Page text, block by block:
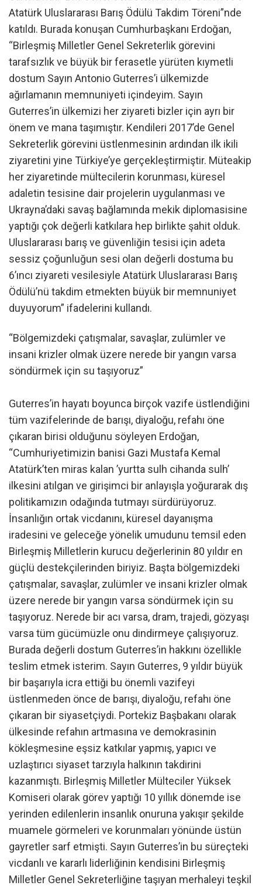
Atatürk Uluslararası Barış Ödülü Takdim Töreni”nde
katıldı. Burada konuşan Cumhurbaşkanı Erdoğan,
“Birleşmiş Milletler Genel Sekreterlik görevini
tarafsızlık ve büyük bir ferasetle yürüten kıymetli
dostum Sayın Antonio Guterres’i ülkemizde
ağırlamanın memnuniyeti içindeyim. Sayın
Guterres’in ülkemizi her ziyareti bizler için ayrı bir
önem ve mana taşımıştır. Kendileri 2017’de Genel
Sekreterlik görevini üstlenmesinin ardından ilk ikili
ziyaretini yine Türkiye’ye gerçekleştirmiştir. Müteakip
her ziyaretinde mültecilerin korunması, küresel
adaletin tesisine dair projelerin uygulanması ve
Ukrayna’daki savaş bağlamında mekik diplomasisine
yaptığı çok değerli katkılara hep birlikte şahit olduk.
Uluslararası barış ve güvenliğin tesisi için adeta
sessiz çoğunluğun sesi olan değerli dostuma bu
6’ıncı ziyareti vesilesiyle Atatürk Uluslararası Barış
Ödülü’nü takdim etmekten büyük bir memnuniyet
duyuyorum” ifadelerini kullandı.
“Bölgemizdeki çatışmalar, savaşlar, zulümler ve
insani krizler olmak üzere nerede bir yangın varsa
söndürmek için su taşıyoruz”
Guterres’in hayatı boyunca birçok vazife üstlendiğini
tüm vazifelerinde de barışı, diyaloğu, refahı öne
çıkaran birisi olduğunu söyleyen Erdoğan,
“Cumhuriyetimizin banisi Gazi Mustafa Kemal
Atatürk’ten miras kalan ’yurtta sulh cihanda sulh’
ilkesini atılgan ve girişimci bir anlayışla yoğurarak dış
politikamızın odağında tutmayı sürdürüyoruz.
İnsanlığın ortak vicdanını, küresel dayanışma
iradesini ve geleceğe yönelik umudunu temsil eden
Birleşmiş Milletlerin kurucu değerlerinin 80 yıldır en
güçlü destekçilerinden biriyiz. Başta bölgemizdeki
çatışmalar, savaşlar, zulümler ve insani krizler olmak
üzere nerede bir yangın varsa söndürmek için su
taşıyoruz. Nerede bir acı varsa, dram, trajedi, gözyaşı
varsa tüm gücümüzle onu dindirmeye çalışıyoruz.
Burada değerli dostum Guterres’in hakkını özellikle
teslim etmek isterim. Sayın Guterres, 9 yıldır büyük
bir başarıyla icra ettiği bu önemli vazifeyi
üstlenmeden önce de barışı, diyaloğu, refahı öne
çıkaran bir siyasetçiydi. Portekiz Başbakanı olarak
ülkesinde refahın artmasına ve demokrasinin
kökleşmesine eşsiz katkılar yapmış, yapıcı ve
uzlaştırıcı siyaset tarzıyla halkının takdirini
kazanmıştı. Birleşmiş Milletler Mülteciler Yüksek
Komiseri olarak görev yaptığı 10 yıllık dönemde ise
yerinden edilenlerin insanlık onuruna yakışır şekilde
muamele görmeleri ve korunmaları yönünde üstün
gayretler sarf etmişti. Sayın Guterres’in bu süreçteki
vicdanlı ve kararlı liderliğinin kendisini Birleşmiş
Milletler Genel Sekreterliğine taşıyan merhaleyi teşkil